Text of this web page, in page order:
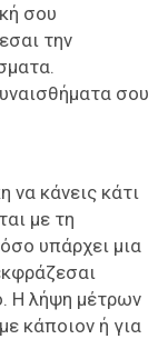
σου
την
σου
να κάνεις κάτι
με τη
υπάρχει μια
Η λήψη μέτρων
κάποιον ή για